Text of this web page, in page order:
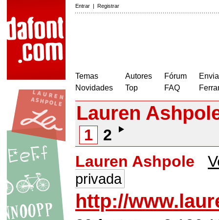
Entrar | Registrar
Temas
Novidades
Autores
Top
Fórum
FAQ
Lauren
1
2
Lauren Ashpole
privada
http://